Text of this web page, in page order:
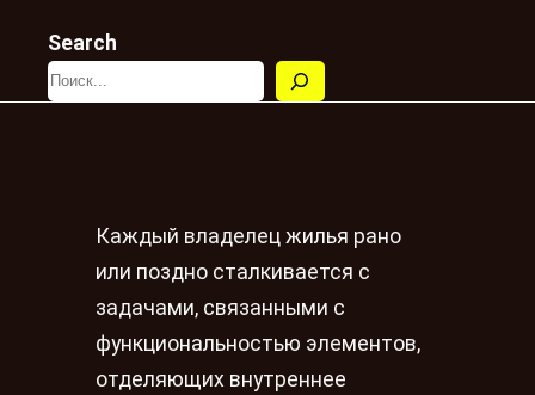
Search
Каждый владелец жилья рано
или поздно сталкивается с
задачами, связанными с
функциональностью элементов,
отделяющих внутреннее